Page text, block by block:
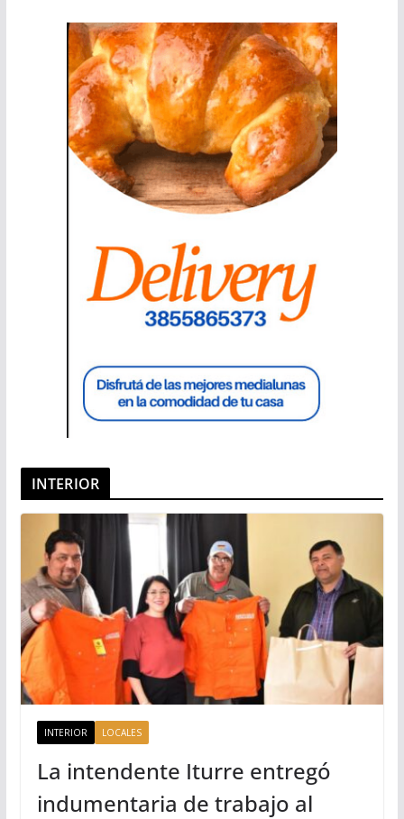
INTERIOR
INTERIOR LOCALES
La intendente Iturre entregó
indumentaria de trabajo al